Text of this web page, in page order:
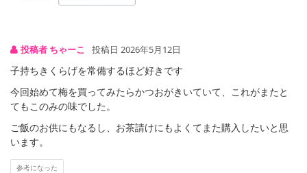
投稿者 ちゃーこ 投稿日 2026年5月12日
子持ちきくらげを常備するほど好きです
今回始めて梅を買ってみたらかつおがきいていて、これがまたと
てもこのみの味でした。
ご飯のお供にもなるし、お茶請けにもよくてまた購入したいと思
います。
参考になった